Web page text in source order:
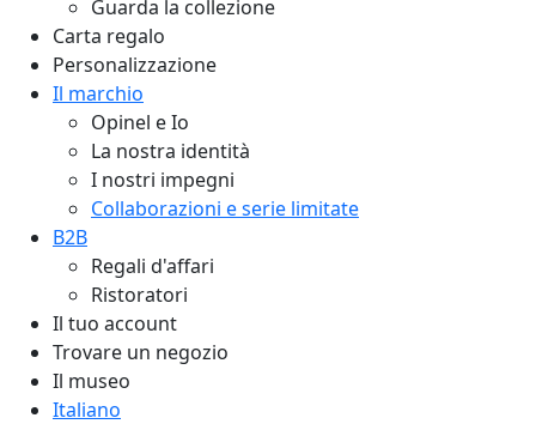
Guarda la collezione
Carta regalo
Personalizzazione
Il marchio
Opinel e Io
La nostra identità
I nostri impegni
Collaborazioni e serie limitate
B2B
Regali d'affari
Ristoratori
Il tuo account
Trovare un negozio
Il museo
Italiano